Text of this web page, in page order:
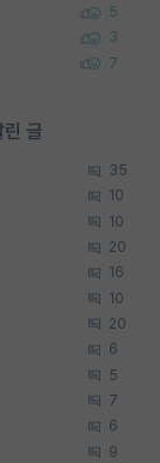
5
3
7
글
35
10
10
20
16
10
20
6
5
7
6
9